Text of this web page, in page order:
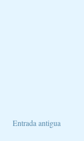
Entrada antigua